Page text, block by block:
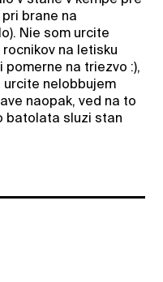
brane na
Nie som urcite
na letisku
na triezvo :),
urcite nelobbujem
naopak, ved na to
batolata sluzi stan